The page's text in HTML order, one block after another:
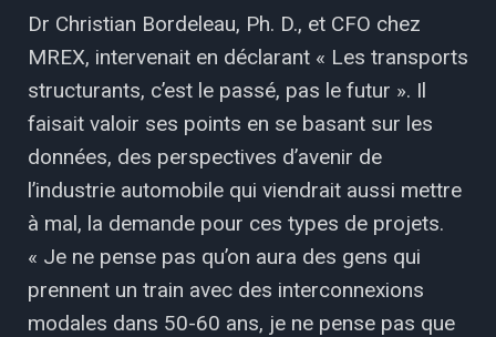
Dr Christian Bordeleau, Ph. D., et CFO chez
MREX, intervenait en déclarant « Les transports
structurants, c’est le passé, pas le futur ». Il
faisait valoir ses points en se basant sur les
données, des perspectives d’avenir de
l’industrie automobile qui viendrait aussi mettre
à mal, la demande pour ces types de projets.
« Je ne pense pas qu’on aura des gens qui
prennent un train avec des interconnexions
modales dans 50-60 ans, je ne pense pas que